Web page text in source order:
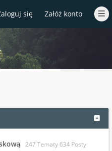
się Załóż konto
247 Tematy 634 Posty